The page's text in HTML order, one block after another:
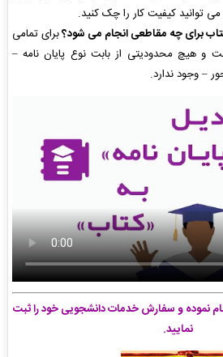
توانید کیفیت کار را چک کنید.
کتاب برای چه مقاطعی انجام می شود؟برای تمامی
و هیچ محدودیتی از بابت نوع پایان نامه –
– وجود ندارد.
نموده و سفارش خدمات دانشجویی خود را ثبت
نمایید.